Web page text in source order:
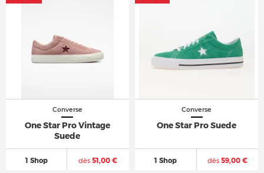
Converse
One Star Pro Vintage
Suede
1 Shop dès 51,00 €
Converse
One Star Pro Suede
1 Shop dès59,00 €